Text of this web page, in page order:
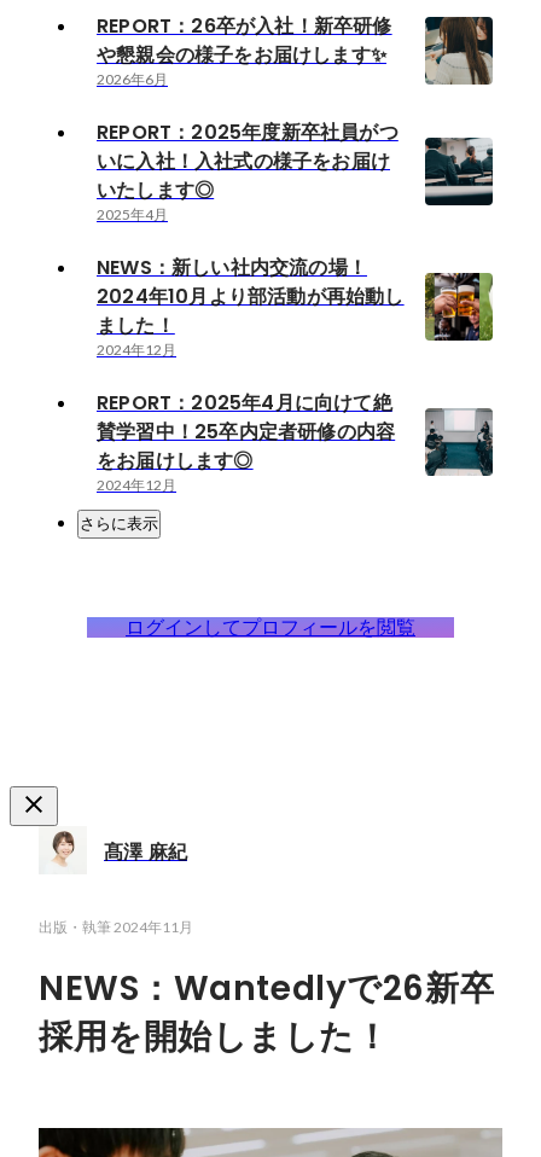
REPORT：26卒が入社！新卒研修
や懇親会の様子をお届けします✨
2026年6月
REPORT：2025年度新卒社員がつ
いに入社！入社式の様子をお届け
いたします◎
2025年4月
NEWS：新しい社内交流の場！
2024年10月より部活動が再始動し
ました！
2024年12月
REPORT：2025年4月に向けて絶
賛学習中！25卒内定者研修の内容
をお届けします◎
2024年12月
さらに表示
ログインしてプロフィールを閲覧
髙澤 麻紀
出版・執筆 2024年11月
NEWS：Wantedlyで26新卒
採用を開始しました！